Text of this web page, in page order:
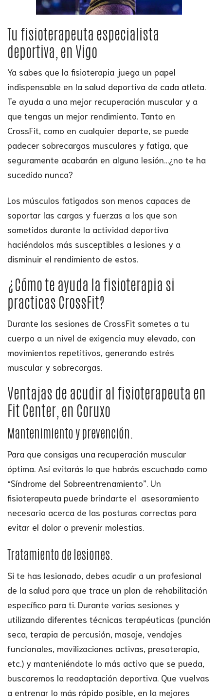
Tu fisioterapeuta especialista
deportiva, en Vigo
Ya sabes que la fisioterapia juega un papel
indispensable en la salud deportiva de cada atleta.
Te ayuda a una mejor recuperación muscular y a
que tengas un mejor rendimiento. Tanto en
CrossFit, como en cualquier deporte, se puede
padecer sobrecargas musculares y fatiga, que
seguramente acabarán en alguna lesión…¿no te ha
sucedido nunca?
Los músculos fatigados son menos capaces de
soportar las cargas y fuerzas a los que son
sometidos durante la actividad deportiva
haciéndolos más susceptibles a lesiones y a
disminuir el rendimiento de estos.
¿Cómo te ayuda la fisioterapia si
practicas CrossFit?
Durante las sesiones de CrossFit sometes a tu
cuerpo a un nivel de exigencia muy elevado, con
movimientos repetitivos, generando estrés
muscular y sobrecargas.
Ventajas de acudir al fisioterapeuta en
Fit Center, en Coruxo
Mantenimiento y prevención.
Para que consigas una recuperación muscular
óptima. Así evitarás lo que habrás escuchado como
“Síndrome del Sobreentrenamiento”. Un
fisioterapeuta puede brindarte el asesoramiento
necesario acerca de las posturas correctas para
evitar el dolor o prevenir molestias.
Tratamiento de lesiones.
Si te has lesionado, debes acudir a un profesional
de la salud para que trace un plan de rehabilitación
específico para ti. Durante varias sesiones y
utilizando diferentes técnicas terapéuticas (punción
seca, terapia de percusión, masaje, vendajes
funcionales, movilizaciones activas, presoterapia,
etc.) y manteniéndote lo más activo que se pueda,
buscaremos la readaptación deportiva. Que vuelvas
a entrenar lo más rápido posible, en la mejores